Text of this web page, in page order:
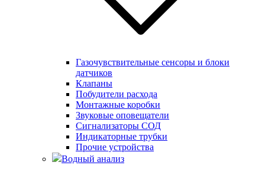
Газочувствительные сенсоры и блоки
датчиков
Клапаны
Побудители расхода
Монтажные коробки
Звуковые оповещатели
Сигнализаторы СОД
Индикаторные трубки
Прочие устройства
Водный анализ